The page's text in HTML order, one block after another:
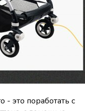
- это поработать с